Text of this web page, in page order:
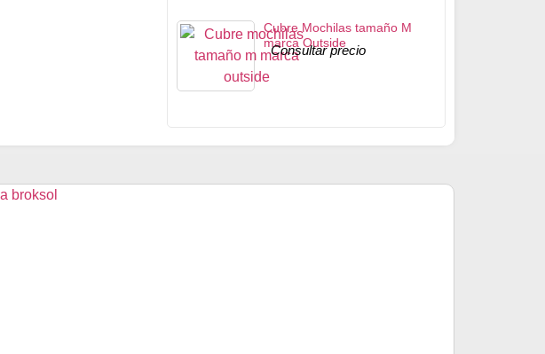
Cubre Mochilas tamaño M
marca Outside
Consultar precio